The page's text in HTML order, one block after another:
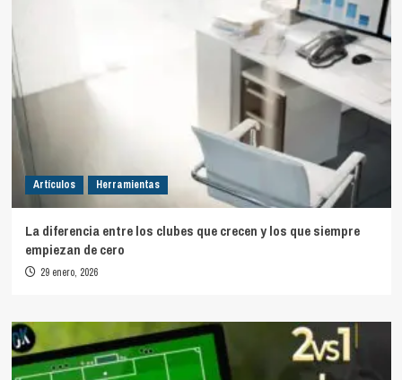
Artículos Herramientas
La diferencia entre los clubes que crecen y los que siempre
empiezan de cero
29 enero, 2026